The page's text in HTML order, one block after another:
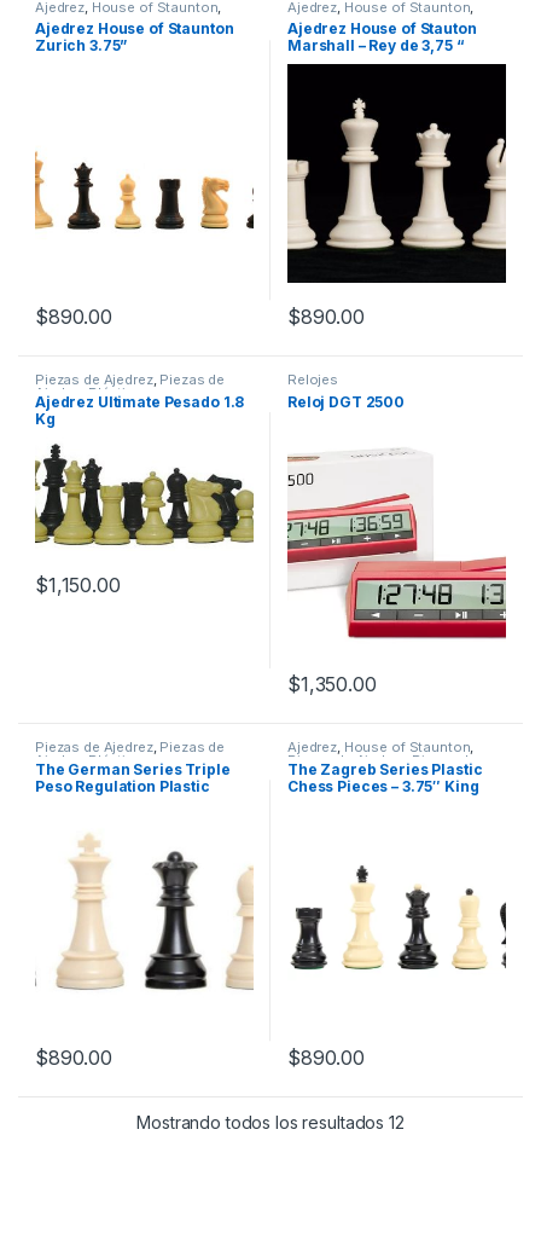
Ajedrez House of Staunton
Piezas de Ajedrez ,Piezas de
Ajedrez Plástico
Ajedrez House of Staunton
Zurich 3.75”
$890.00
Ajedrez House of Staunton
Piezas de Ajedrez ,Piezas de
Ajedrez Plástico
Ajedrez House of Stauton
Marshall – Rey de 3,75 “
$890.00
Piezas de Ajedrez, Piezas de
Ajedrez Plástico
Ajedrez Ultimate Pesado 1.8
Kg
$1,150.00
Relojes
Reloj DGT 2500
$1,350.00
Piezas de Ajedrez, Piezas de
Ajedrez Plástico
The German Series Triple
Peso Regulation Plastic
$890.00
Ajedrez, House of Staunton,
Piezas de Ajedrez , Piezas de
Ajedrez Plástico
The Zagreb Series Plastic
Chess Pieces – 3.75″ King
$890.00
Mostrando todos los resultados 12